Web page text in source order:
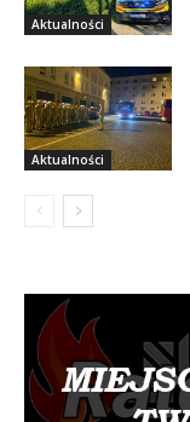
Aktualności
Aktualności